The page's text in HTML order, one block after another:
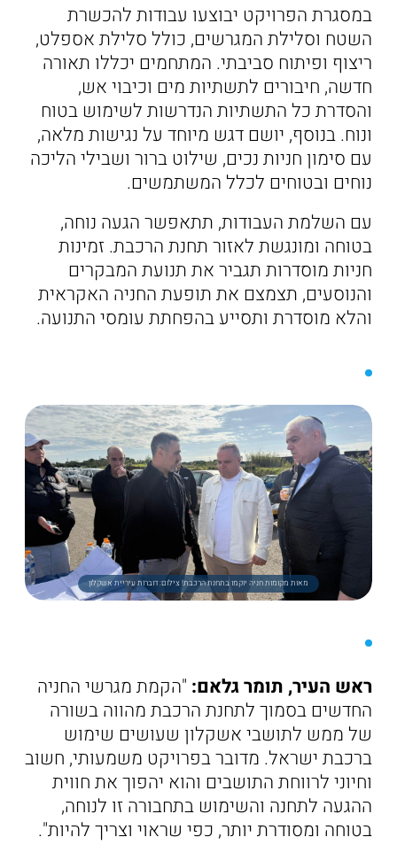
במסגרת הפרויקט יבוצעו עבודות להכשרת
השטח וסלילת המגרשים, כולל סלילת אספלט,
ריצוף ופיתוח סביבתי. המתחמים יכללו תאורה
חדשה, חיבורים לתשתיות מים וכיבוי אש,
והסדרת כל התשתיות הנדרשות לשימוש בטוח
ונוח. בנוסף, יושם דגש מיוחד על נגישות מלאה,
עם סימון חניות נכים, שילוט ברור ושבילי הליכה
נוחים ובטוחים לכלל המשתמשים.
עם השלמת העבודות, תתאפשר הגעה נוחה,
בטוחה ומונגשת לאזור תחנת הרכבת. זמינות
חניות מוסדרות תגביר את תנועת המבקרים
והנוסעים, תצמצם את תופעת החניה האקראית
והלא מוסדרת ותסייע בהפחתת עומסי התנועה.
מאות מקומות חניה יוקמו בתחנת הרכבת! צילום: דוברות עיריית אשקלון
ראש העיר, תומר גלאם: "הקמת מגרשי החניה
החדשים בסמוך לתחנת הרכבת מהווה בשורה
של ממש לתושבי אשקלון שעושים שימוש
ברכבת ישראל. מדובר בפרויקט משמעותי, חשוב
וחיוני לרווחת התושבים והוא יהפוך את חווית
ההגעה לתחנה והשימוש בתחבורה זו לנוחה,
בטוחה ומסודרת יותר, כפי שראוי וצריך להיות".